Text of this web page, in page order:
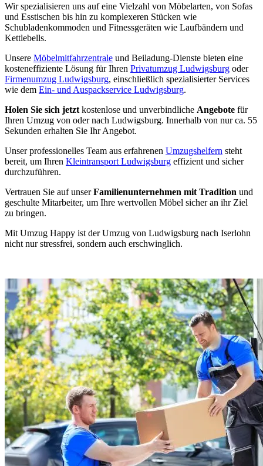
Wir spezialisieren uns auf eine Vielzahl von Möbelarten, von Sofas
und Esstischen bis hin zu komplexeren Stücken wie
Schubladenkommoden und Fitnessgeräten wie Laufbändern und
Kettlebells.
Unsere Möbelmitfahrzentrale und Beiladung-Dienste bieten eine
kosteneffiziente Lösung für Ihren Privatumzug Ludwigsburg oder
Firmenumzug Ludwigsburg, einschließlich spezialisierter Services
wie dem Ein- und Auspackservice Ludwigsburg.
Holen Sie sich jetzt kostenlose und unverbindliche Angebote für
Ihren Umzug von oder nach Ludwigsburg. Innerhalb von nur ca. 55
Sekunden erhalten Sie Ihr Angebot.
Unser professionelles Team aus erfahrenen Umzugshelfern steht
bereit, um Ihren Kleintransport Ludwigsburg effizient und sicher
durchzuführen.
Vertrauen Sie auf unserFamilienunternehmen mit Tradition und
geschulte Mitarbeiter, um Ihre wertvollen Möbel sicher an ihr Ziel
zu bringen.
Mit Umzug Happy ist der Umzug von Ludwigsburg nach Iserlohn
nicht nur stressfrei, sondern auch erschwinglich.